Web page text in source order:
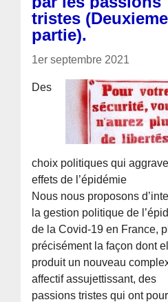
tristes (Deuxieme
partie).
1er septembre 2021
Des
choix politiques qui
effets de l’épidémie
Nous nous proposons
la gestion politique de
de la Covid-19 en France,
précisément la façon dont
produit un nouveau
affectif assujettissant, des
passions tristes qui ont